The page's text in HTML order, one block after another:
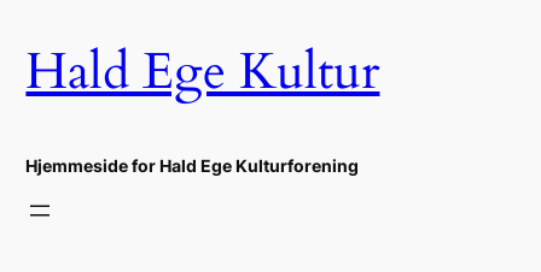
Hald Ege Kultur
Hjemmeside for Hald Ege Kulturforening